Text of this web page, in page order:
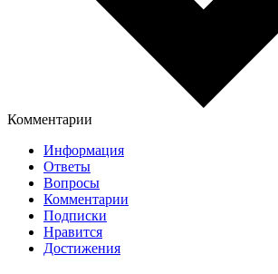
Комментарии
Информация
Ответы
Вопросы
Комментарии
Подписки
Нравится
Достижения